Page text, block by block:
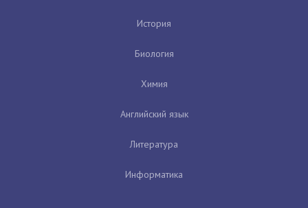
История
Биология
Химия
Английский язык
Литература
Информатика